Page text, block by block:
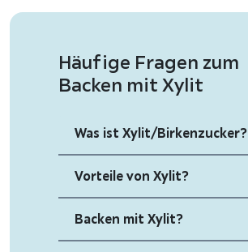
Häufige Fragen zum
Backen mit Xylit
Was ist Xylit/Birkenzucker?
Vorteile von Xylit?
Backen mit Xylit?